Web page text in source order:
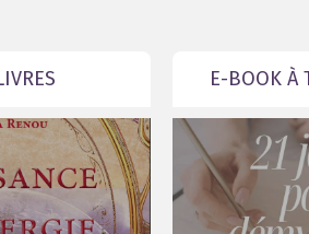
E-BOOK À